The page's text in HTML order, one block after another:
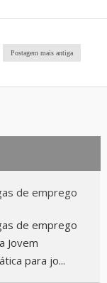
Postagem mais antiga
de emprego
de emprego
Jovem
para jo...